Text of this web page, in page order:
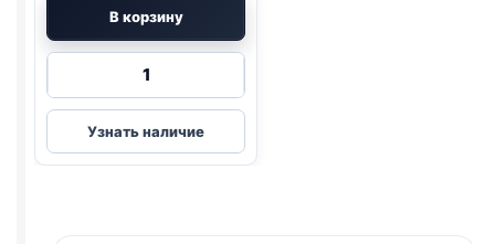
В корзину
Количество
animal
play
мыло
Узнать наличие